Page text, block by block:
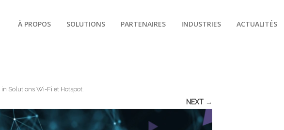
À PROPOS SOLUTIONS PARTENAIRES INDUSTRIES ACTUALITÉS
in Solutions Wi-Fi et Hotspot.
NEXT →